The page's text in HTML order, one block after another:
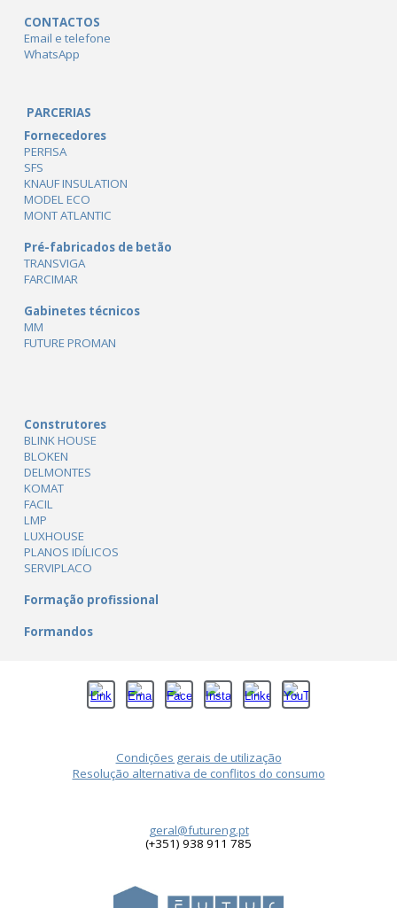
CONTACTOS
Email e telefone
WhatsApp
PARCERIAS
Fornecedores
PERFISA
SFS
KNAUF INSULATION
MODEL ECO
MONT ATLANTIC
Pré-fabricados de betão
TRANSVIGA
FARCIMAR
Gabinetes técnicos
MM
FUTURE PROMAN
Construtores
BLINK HOUSE
BLOKEN
DELMONTES
KOMAT
FACIL
LMP
LUXHOUSE
PLANOS IDÍLICOS
SERVIPLACO
Formação profissional
Formandos
Condições gerais de utilização
Resolução alternativa de conflitos do consumo
geral@futureng.pt
(+351) 938 911 785